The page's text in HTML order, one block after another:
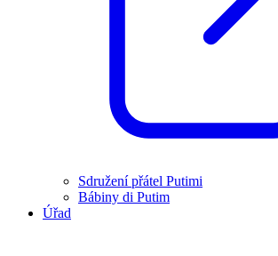
Sdružení přátel Putimi
Bábiny di Putim
Úřad